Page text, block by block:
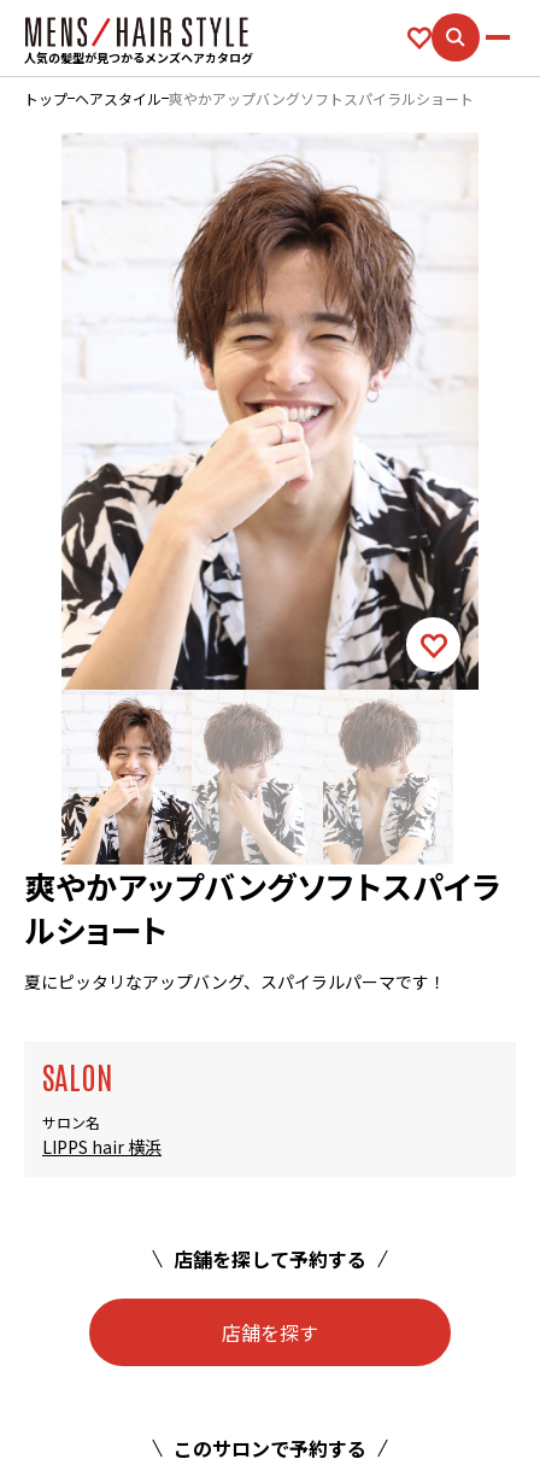
人気の髪型が見つかるメンズヘアカタログ
トップ ヘアスタイル 爽やかアップバングソフトスパイラルショート
爽やかアップバングソフトスパイラ
ルショート
夏にピッタリなアップバング、スパイラルパーマです！
SALON
サロン名
LIPPS hair 横浜
店舗を探して予約する
店舗を探す
このサロンで予約する